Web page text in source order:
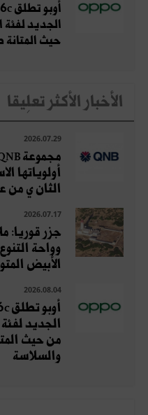
الجديد لفئة
حيث المتانة
الأخبار الأكثر تعلِيقا
2026.07.29
أولوياتها
الثان ي من عام
2026.07.17
جزر قوريا:
وواحة
الأبيض
2026.08.04
الجديد
من حيث
والسلاسة